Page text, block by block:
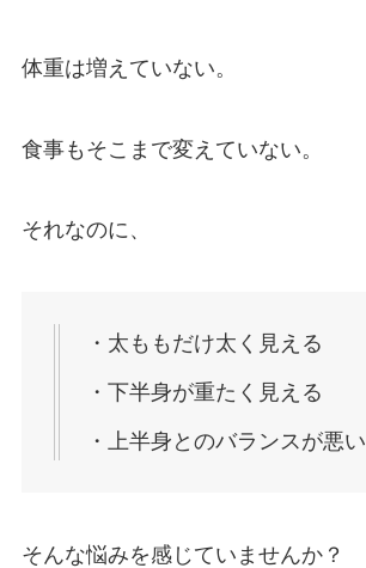
体重は増えていない。
食事もそこまで変えていない。
それなのに、
・太ももだけ太く見える
・下半身が重たく見える
・上半身とのバランスが悪い
そんな悩みを感じていませんか？